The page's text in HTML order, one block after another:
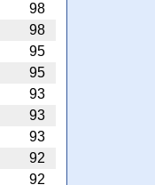
98
98
95
95
93
93
93
92
92